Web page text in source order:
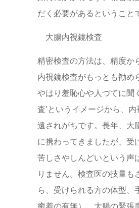
だく必要があるということ
大腸内視鏡検査
精密検査の方法は、精度か
内視鏡検査がもっとも勧め
やはり羞恥心や人づてに聞
査’というイメージから、
遠されがちです。長年、大
に携わってきましたが、受
苦しさやしんどいという声
りません。検査医の技量も
ら、受けられる方の体型、